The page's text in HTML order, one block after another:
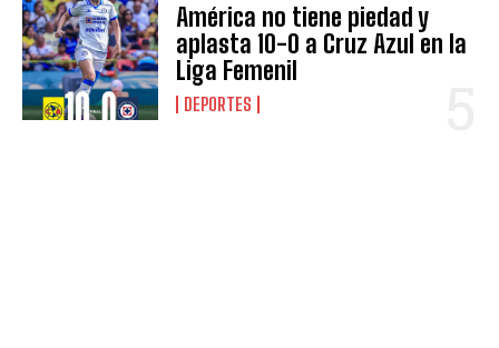
América no tiene piedad y
aplasta 10-0 a Cruz Azul en la
Liga Femenil
DEPORTES